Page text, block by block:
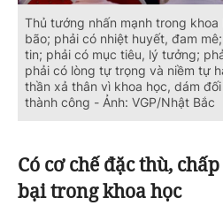
Thủ tướng nhấn mạnh trong
bão; phải có nhiệt huyết, đam
tin; phải có mục tiêu, lý tưởng;
phải có lòng tự trọng và niềm tự
thần xả thân vì khoa học, dám
thành công - Ảnh: VGP/Nhật Bắc
Có cơ chế đặc thù,
bại trong khoa học